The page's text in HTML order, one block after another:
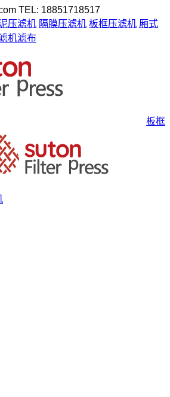
TEL: 18851718517
压滤机 隔膜压滤机 板框压滤机 厢式
机滤布
板框